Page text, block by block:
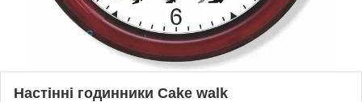
Настінні годинники Cake walk